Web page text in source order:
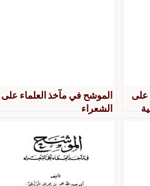
على
الموشح في مآخذ العلماء على
الشعراء